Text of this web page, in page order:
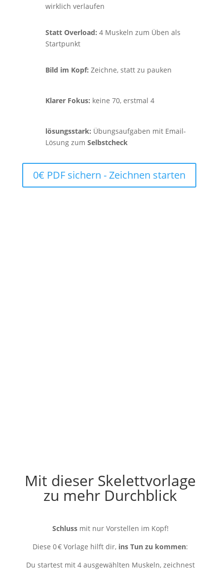
wirklich verlaufen
Statt Overload: 4 Muskeln zum Üben als
Startpunkt
Bild im Kopf: Zeichne, statt zu pauken
Klarer Fokus: keine 70, erstmal 4
lösungsstark: Übungsaufgaben mit Email-
Lösung zum Selbstcheck
0€ PDF sichern - Zeichnen starten
Mit dieser Skelettvorlage
zu mehr Durchblick
Schlussmit nur Vorstellen im Kopf!
Diese 0 € Vorlage hilft dir, ins Tun zu kommen:
Du startest mit 4 ausgewählten Muskeln, zeichnest